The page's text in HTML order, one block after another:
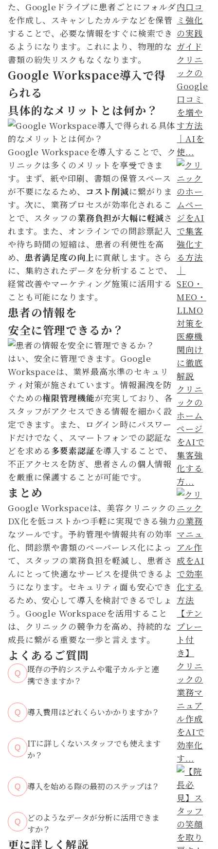
た、Googleドライブに患者ごとにフォルダ
を作成し、スキャンしたカルテなどを保管
することで、必要な情報をすぐに検索でき
るようになります。これにより、物理的な
書類の紛失リスクもなくなります。
Google Workspace導入で得
られる
具体的なメリットとは何か？
Google Workspaceを導入することで、ク
リニックは多くのメリットを享受できま
す。まず、紙や印刷、書類の保管スペース
が不要になるため、 コスト削減に繋がりま
す。次に、業務プロセスが効率化されるこ
とで、スタッフの業務負担が大幅に軽減さ
れます。また、オンラインでの問診票記入
や待ち時間の短縮は、患者の利便性を高
め、 患者満足度の向上に貢献します。さら
に、集約されたデータを分析することで、
経営改善やマーケティング施策に活用する
ことも可能になります。
患者の情報を
安全に管理できるか？
はい、安全に管理できます。Google
Workspaceは、業界最高水準のセキュリ
ティ対策が施されています。情報漏洩を防
ぐための権限管理機能が充実しており、各
スタッフがアクセスできる情報を細かく設
定できます。また、ログイン時にパスワー
ドだけでなく、スマートフォンでの認証な
どを求める 多要素認証を導入することで、
不正アクセスを防ぎ、患者さんの個人情報
を厳重に保護することが可能です。
まとめ
Google Workspaceは、美容クリニックの
DX化を低コストかつ手軽に実現できる強力
なツールです。予約管理や情報共有の効率
化、問診票や書類のペーパーレス化によっ
て、スタッフの業務負担を軽減し、患者さ
んにとって快適なサービスを提供できるよ
うになります。セキュリティ面も安心でき
るため、安心して導入を検討できるでしょ
う。Google Workspaceを活用すること
は、クリニックの競争力を高め、持続的な
成長に繋がる重要な一歩と言えます。
よくあるご質問
Q
既存の予約システムや電子カルテと連
携できますか？
Q 導入費用はどれくらいかかりますか？
Q
ITに詳しくないスタッフでも使えます
か？
Q 導入を始める際の最初のステップは？
Q
どのようなデータが分析に活用できま
すか？
更に詳しく解説
クリニ
ックの
Google
口コミ
を増や
す方法
｜AIを
使...
クリニ
ックの
ホーム
ページ
をAIで
集客強
化する
方...
クリニ
ックの
業務マ
ニュア
ル作成
をAIで
効率化
す...